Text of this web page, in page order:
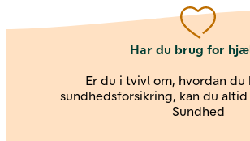
Har du brug for
Er du i tvivl om, hvordan
sundhedsforsikring, kan du
Sundhed